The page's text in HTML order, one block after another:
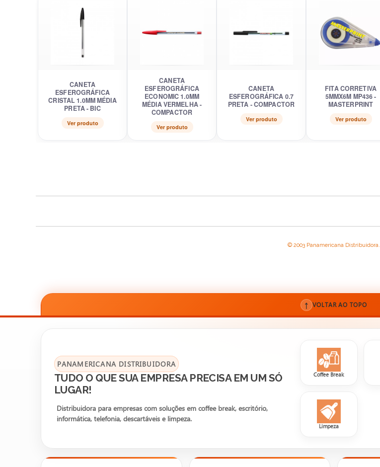
CANETA
ESFEROGRÁFICA
CRISTAL 1.0MM MÉDIA
PRETA - BIC
Ver produto
CANETA
ESFEROGRÁFICA
ECONOMIC 1.0MM
MÉDIA VERMELHA -
COMPACTOR
Ver produto
CANETA
ESFEROGRÁFICA 0.7
PRETA - COMPACTOR
Ver produto
FITA CORRETIVA
5MMX6M MP436 -
MASTERPRINT
Ver produto
© 2003 Panamericana Distribuidora.
↑ VOLTAR AO TOPO
PANAMERICANA DISTRIBUIDORA
TUDO O QUE SUA EMPRESA PRECISA EM UM SÓ
LUGAR!
Distribuidora para empresas com soluções em coffee break, escritório,
informática, telefonia, descartáveis e limpeza.
Coffee Break
Limpeza